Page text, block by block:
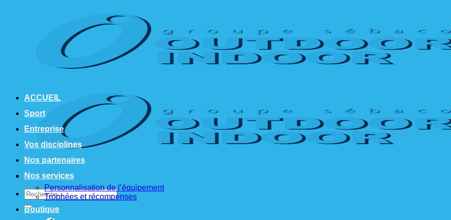
Recherche
pour :
ACCUEIL
Sport
Entreprise
Vos disciplines
Nos partenaires
Nos services
Personnalisation de l’équipement
Trophées et récompenses
Boutique